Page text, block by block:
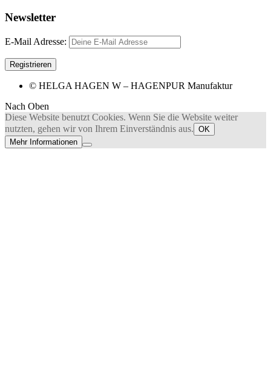
Newsletter
E-Mail Adresse:
© HELGA HAGEN W – HAGENPUR Manufaktur
Nach Oben
Diese Website benutzt Cookies. Wenn Sie die Website weiter
nutzten, gehen wir von Ihrem Einverständnis aus. OK
Mehr Informationen